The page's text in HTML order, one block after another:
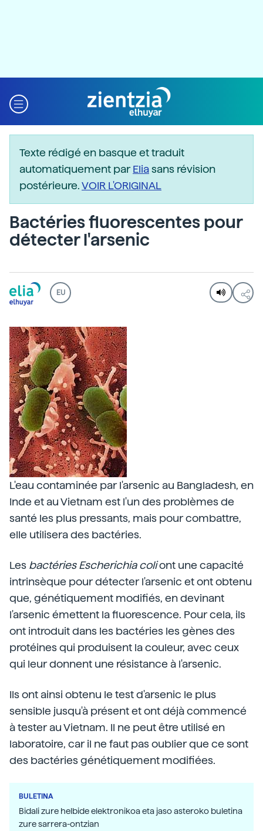
Texte rédigé en basque et traduit
automatiquement parEliasans révision
postérieure.VOIR L'ORIGINAL
Bactéries fluorescentes pour
détecter l'arsenic
EU
L'eau contaminée par l'arsenic au Bangladesh, en
Inde et au Vietnam est l'un des problèmes de
santé les plus pressants, mais pour combattre,
elle utilisera des bactéries.
Les bactéries Escherichia coliont une capacité
intrinsèque pour détecter l'arsenic et ont obtenu
que, génétiquement modifiés, en devinant
l'arsenic émettent la fluorescence. Pour cela, ils
ont introduit dans les bactéries les gènes des
protéines qui produisent la couleur, avec ceux
qui leur donnent une résistance à l'arsenic.
Ils ont ainsi obtenu le test d'arsenic le plus
sensible jusqu'à présent et ont déjà commencé
à tester au Vietnam. Il ne peut être utilisé en
laboratoire, car il ne faut pas oublier que ce sont
des bactéries génétiquement modifiées.
BULETINA
Bidali zure helbide elektronikoa eta jaso asteroko buletina
zure sarrera-ontzian